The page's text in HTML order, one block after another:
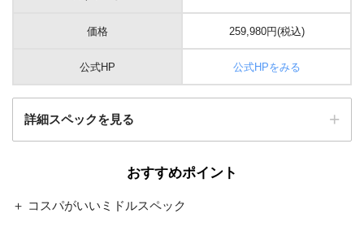
価格 259,980円(税込)
公式HP 公式HPをみる
詳細スペックを見る
Windows 10 Home 64ビット
おすすめポイント
＋ コスパがいいミドルスペック